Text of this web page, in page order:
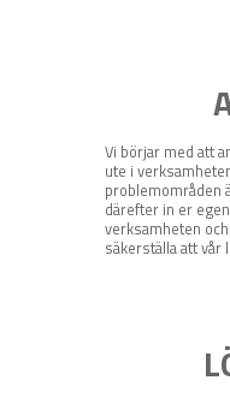
Vi börjar med att
ute i
problemområden
därefter in er
verksamheten
säkerställa att vår